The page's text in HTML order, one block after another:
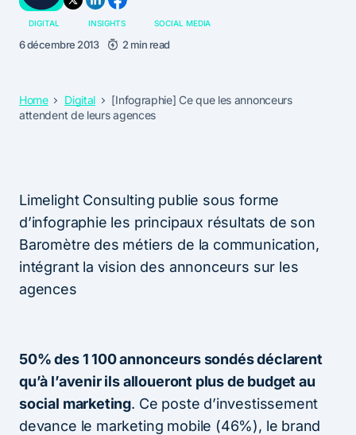
DIGITAL INSIGHTS SOCIAL MEDIA
6 décembre 2013 2 min read
Home Digital
[Infographie] Ce que les annonceurs
attendent de leurs agences
Limelight Consulting publie sous forme
d’infographie les principaux résultats de son
Baromètre des métiers de la communication,
intégrant la vision des annonceurs sur les
agences
50% des 1 100 annonceurs sondés déclarent
qu’à l’avenir ils alloueront plus de budget au
social marketing. Ce poste d’investissement
devance le marketing mobile (46%), le brand